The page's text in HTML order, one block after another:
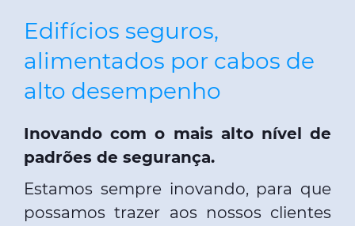
Edifícios seguros,
alimentados por cabos de
alto desempenho
Inovando com o mais alto nível de
padrões de segurança.
Estamos sempre inovando, para que
possamos trazer aos nossos clientes